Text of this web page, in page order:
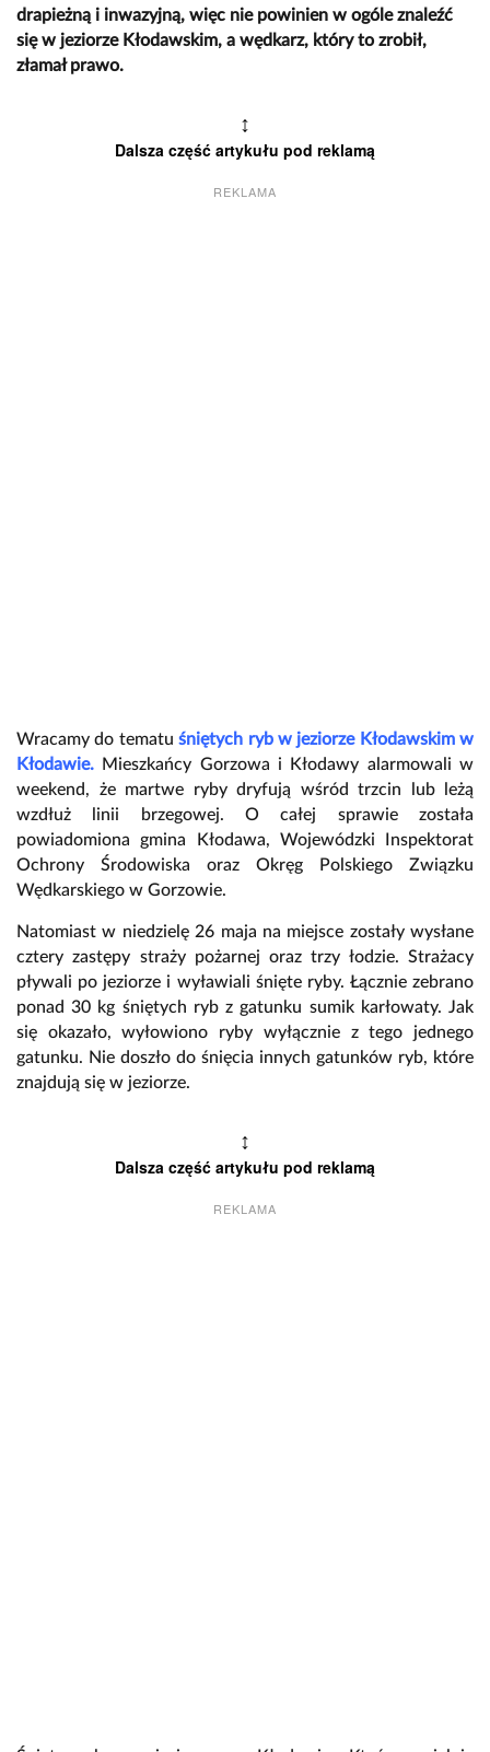
drapieżną i inwazyjną, więc nie powinien w ogóle znaleźć
się w jeziorze Kłodawskim, a wędkarz, który to zrobił,
złamał prawo.
↕
Dalsza część artykułu pod reklamą
REKLAMA
Wracamy do tematuśniętych ryb w jeziorze Kłodawskim w
Kłodawie.
Mieszkańcy Gorzowa i Kłodawy alarmowali w
weekend, że martwe ryby dryfują wśród trzcin lub leżą
wzdłuż linii brzegowej. O całej sprawie została
powiadomiona gmina Kłodawa, Wojewódzki Inspektorat
Ochrony Środowiska oraz Okręg Polskiego Związku
Wędkarskiego w Gorzowie.
Natomiast w niedzielę 26 maja na miejsce zostały wysłane
cztery zastępy straży pożarnej oraz trzy łodzie. Strażacy
pływali po jeziorze i wyławiali śnięte ryby. Łącznie zebrano
ponad 30 kg śniętych ryb z gatunku sumik karłowaty. Jak
się okazało, wyłowiono ryby wyłącznie z tego jednego
gatunku. Nie doszło do śnięcia innych gatunków ryb, które
znajdują się w jeziorze.
↕
Dalsza część artykułu pod reklamą
REKLAMA